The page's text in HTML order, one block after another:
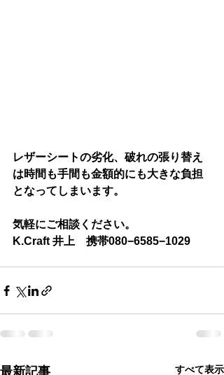
レザーシートの劣化、破れの張り替え
は時間も手間も金額的にも大きな負担
となってしまいます。
気軽にご相談ください。
K.Craft 井上　携帯080−6585−1029
最新記事 すべて表示